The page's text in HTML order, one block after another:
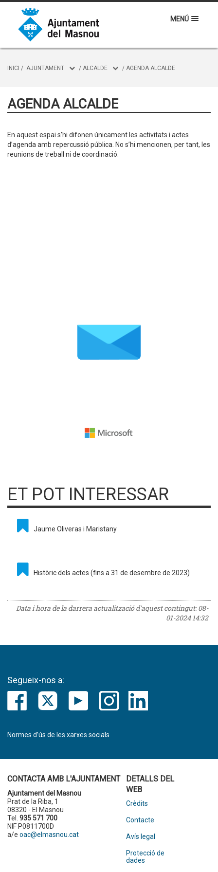
MENÚ
INICI / AJUNTAMENT / ALCALDE / AGENDA ALCALDE
AGENDA ALCALDE
En aquest espai s’hi difonen únicament les activitats i actes
d’agenda amb repercussió pública. No s’hi mencionen, per tant, les
reunions de treball ni de coordinació.
ET POT INTERESSAR
Jaume Oliveras i Maristany
Històric dels actes (fins a 31 de desembre de 2023)
Data i hora de la darrera actualització d'aquest contingut:08-
01-2024 14:32
Segueix-nos a:
Normes d’ús de les xarxes socials
CONTACTA AMB L'AJUNTAMENT
Ajuntament del Masnou
Prat de la Riba, 1
08320 - El Masnou
Tel. 935 571 700
NIF P0811700D
a/e oac@elmasnou.cat
DETALLS DEL
WEB
Crèdits
Contacte
Avís legal
Protecció de
dades